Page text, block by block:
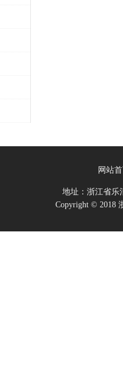
网站
地址：浙江省
Copyright © 2018